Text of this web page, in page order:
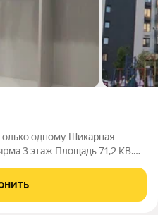
одному Шикарная
3 этаж Площадь 71,2 КВ.м
лучшим
до мелочей: